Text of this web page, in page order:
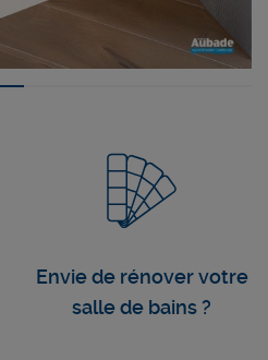
Envie de rénover votre
salle de bains ?